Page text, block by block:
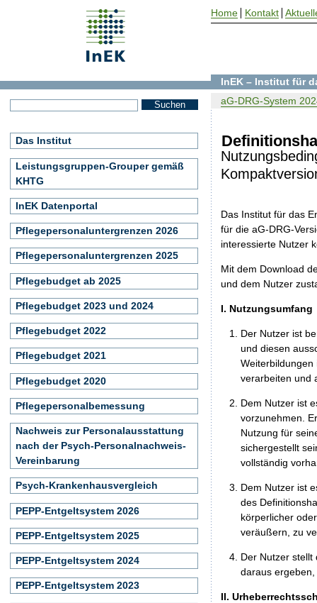
Das Institut für das
für die aG-DRG-
interessierte Nutzer
Mit dem Download
und dem Nutzer
I. Nutzungsumfang
Der Nutzer ist
und diesen
verarbeiten und
Dem Nutzer ist
vorzunehmen.
Nutzung für
sichergestellt
vollständig
Dem Nutzer ist
des
körperlicher
veräußern, zu
Der Nutzer stellt
daraus
II.
InEK – Institut für
aG-DRG-System
Das Institut
Leistungsgruppen-Grouper gemäß
KHTG
InEK Datenportal
Pflegepersonaluntergrenzen 2026
Pflegepersonaluntergrenzen 2025
Pflegebudget ab 2025
Pflegebudget 2023 und 2024
Pflegebudget 2022
Pflegebudget 2021
Pflegebudget 2020
Pflegepersonalbemessung
Nachweis zur Personalausstattung
nach der Psych-Personalnachweis-
Vereinbarung
Psych-Krankenhausvergleich
PEPP-Entgeltsystem 2026
PEPP-Entgeltsystem 2025
PEPP-Entgeltsystem 2024
PEPP-Entgeltsystem 2023
Home Kontakt